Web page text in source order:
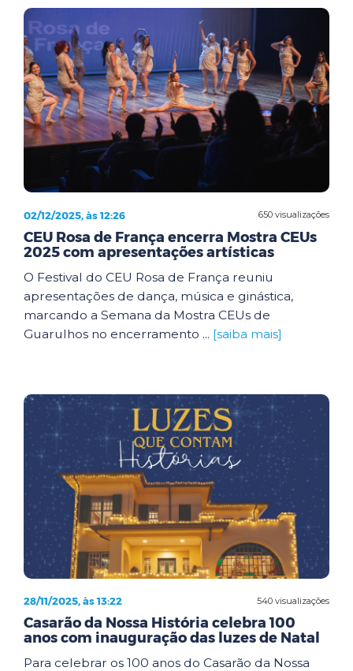
650 visualizações
02/12/2025, às 12:26
CEU Rosa de França encerra Mostra CEUs
2025 com apresentações artísticas
O Festival do CEU Rosa de França reuniu
apresentações de dança, música e ginástica,
marcando a Semana da Mostra CEUs de
Guarulhos no encerramento ... [saiba mais]
540 visualizações
28/11/2025, às 13:22
Casarão da Nossa História celebra 100
anos com inauguração das luzes de Natal
Para celebrar os 100 anos do Casarão da Nossa